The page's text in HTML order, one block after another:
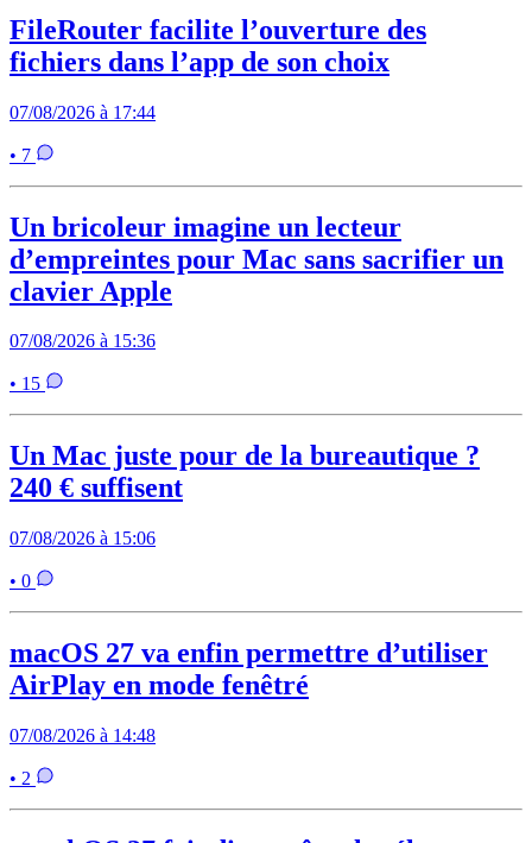
FileRouter facilite l’ouverture des
fichiers dans l’app de son choix
07/08/2026 à 17:44
• 7
Un bricoleur imagine un lecteur
d’empreintes pour Mac sans sacrifier un
clavier Apple
07/08/2026 à 15:36
• 15
Un Mac juste pour de la bureautique ?
240 € suffisent
07/08/2026 à 15:06
• 0
macOS 27 va enfin permettre d’utiliser
AirPlay en mode fenêtré
07/08/2026 à 14:48
• 2